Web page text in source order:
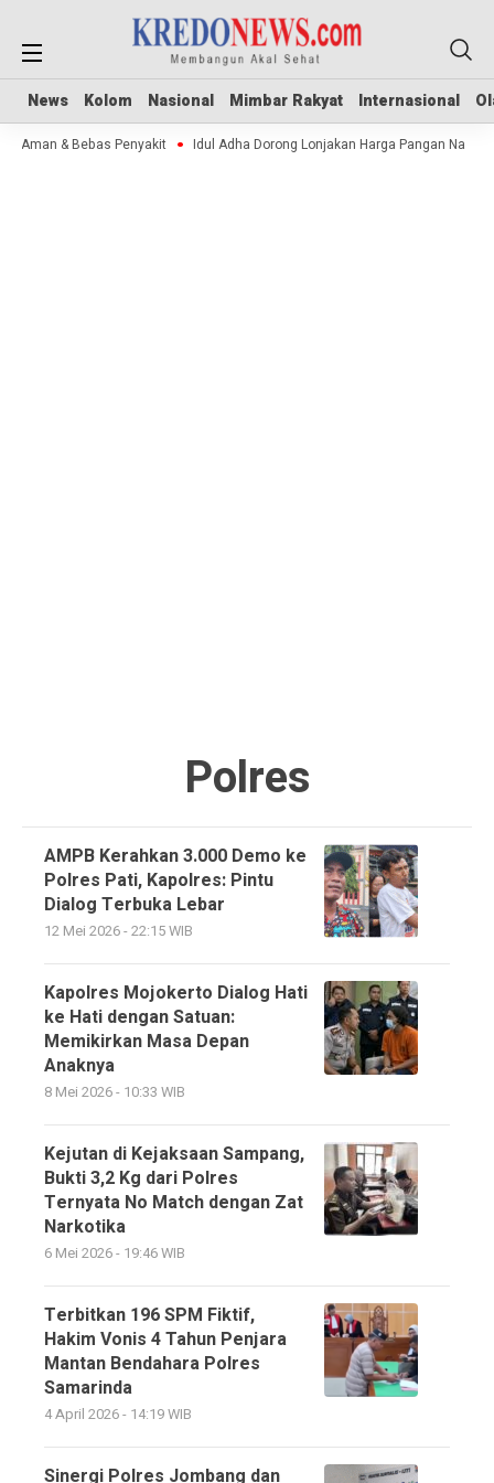
News Kolom Nasional Mimbar Rakyat Internasional
News Kolom Nasional Mimbar Rakyat Internasional
Aman & Bebas Penyakit Idul Adha Dorong Lonjakan Harga Pangan Nasional
Polres
AMPB Kerahkan 3.000 Demo ke
Polres Pati, Kapolres: Pintu
Dialog Terbuka Lebar
12 Mei 2026 - 22:15 WIB
Kapolres Mojokerto Dialog Hati
ke Hati dengan Satuan:
Memikirkan Masa Depan
Anaknya
8 Mei 2026 - 10:33 WIB
Kejutan di Kejaksaan Sampang,
Bukti 3,2 Kg dari Polres
Ternyata No Match dengan Zat
Narkotika
6 Mei 2026 - 19:46 WIB
Terbitkan 196 SPM Fiktif,
Hakim Vonis 4 Tahun Penjara
Mantan Bendahara Polres
Samarinda
4 April 2026 - 14:19 WIB
Sinergi Polres Jombang dan